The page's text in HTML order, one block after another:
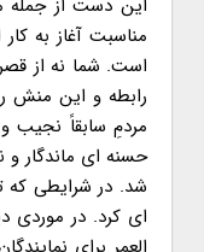
مناسبت آغاز به
است. شما نه از
رابطه و این منش
مردمِ سابقاً نجیب
حسنه ای ماندگار و
ای کرد. در موردی